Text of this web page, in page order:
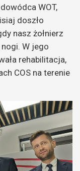
WOT,
doszło
nasz żołnierz
W jego
rehabilitacja,
COS na terenie